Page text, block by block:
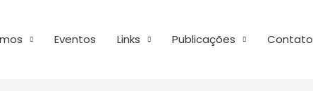
Eventos Links Publicações Contato